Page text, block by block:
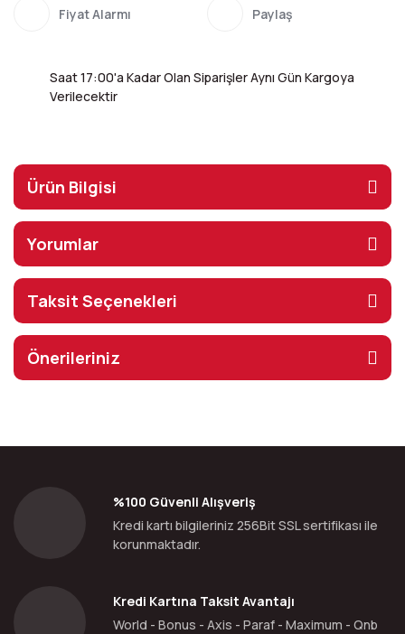
Fiyat Alarmı Paylaş
Saat 17:00'a Kadar Olan Siparişler Aynı Gün Kargoya
Verilecektir
Ürün Bilgisi
Yorumlar
Taksit Seçenekleri
Önerileriniz
%100 Güvenli Alışveriş
Kredi kartı bilgileriniz 256Bit SSL sertifikası ile
korunmaktadır.
Kredi Kartına Taksit Avantajı
World - Bonus - Axis - Paraf - Maximum - Qnb